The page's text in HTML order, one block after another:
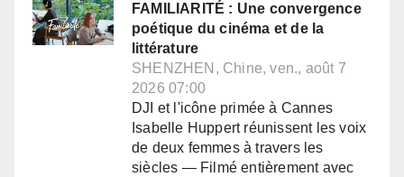
FAMILIARITÉ : Une convergence
poétique du cinéma et de la
littérature
SHENZHEN, Chine, ven., août 7
2026 07:00
DJI et l'icône primée à Cannes
Isabelle Huppert réunissent les voix
de deux femmes à travers les
siècles — Filmé entièrement avec